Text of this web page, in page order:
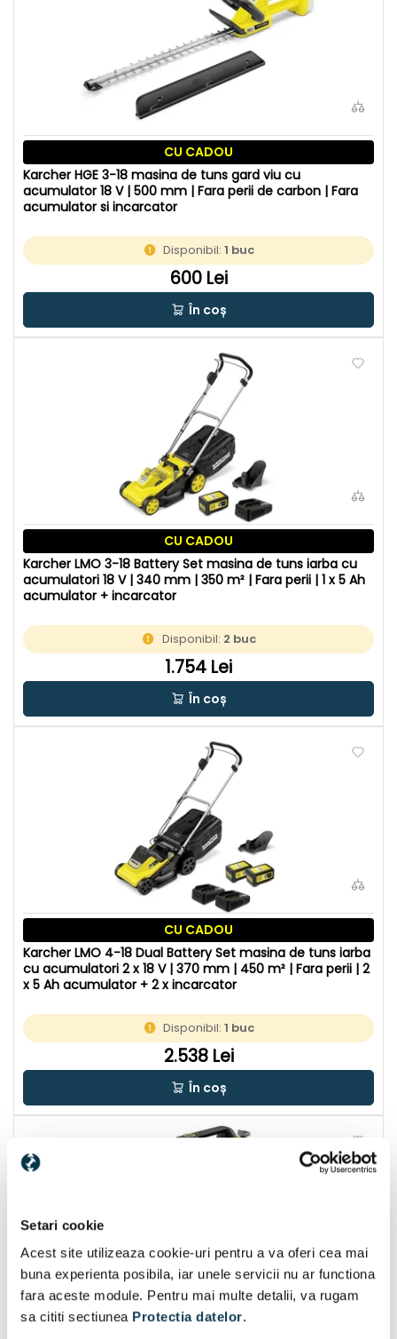
Setari cookie
Acest site utilizeaza cookie-uri pentru a va oferi cea mai
buna experienta posibila, iar unele servicii nu ar functiona
fara aceste module. Pentru mai multe detalii, va rugam
sa cititi sectiunea Protectia datelor.
CU CADOU
Karcher HGE 3-18 masina de tuns gard viu cu
acumulator 18 V | 500 mm | Fara perii de carbon | Fara
acumulator si incarcator
Disponibil:1 buc
600 Lei
În coș
CU CADOU
Karcher LMO 3-18 Battery Set masina de tuns iarba cu
acumulatori 18 V | 340 mm | 350 m² | Fara perii | 1 x 5 Ah
acumulator + incarcator
Disponibil: 2 buc
1.754 Lei
În coș
CU CADOU
Karcher LMO 4-18 Dual Battery Set masina de tuns iarba
cu acumulatori 2 x 18 V | 370 mm | 450 m² | Fara perii | 2
x 5 Ah acumulator + 2 x incarcator
Disponibil:1 buc
2.538 Lei
În coș
CU CADOU